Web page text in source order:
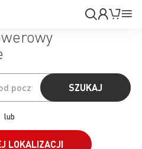
Mój
Moje
konto
SZUKAJ
lub
LOKALIZACJI